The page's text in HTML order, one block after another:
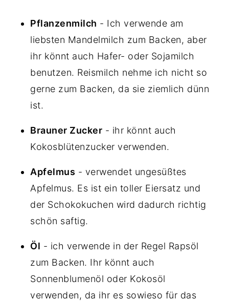
Pflanzenmilch - Ich verwende am
liebsten Mandelmilch zum Backen, aber
ihr könnt auch Hafer- oder Sojamilch
benutzen. Reismilch nehme ich nicht so
gerne zum Backen, da sie ziemlich dünn
ist.
Brauner Zucker - ihr könnt auch
Kokosblütenzucker verwenden.
Apfelmus - verwendet ungesüßtes
Apfelmus. Es ist ein toller Eiersatz und
der Schokokuchen wird dadurch richtig
schön saftig.
Öl - ich verwende in der Regel Rapsöl
zum Backen. Ihr könnt auch
Sonnenblumenöl oder Kokosöl
verwenden, da ihr es sowieso für das